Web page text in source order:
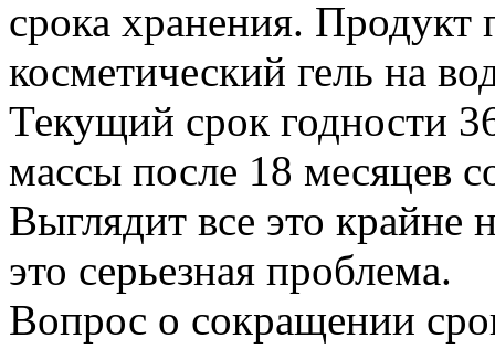
срока хранения. Продукт
косметический гель на
Текущий срок годности
массы после 18 месяцев
Выглядит все это крайне
это серьезная проблема.
Вопрос о сокращении